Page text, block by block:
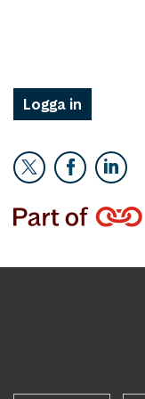
Logga in